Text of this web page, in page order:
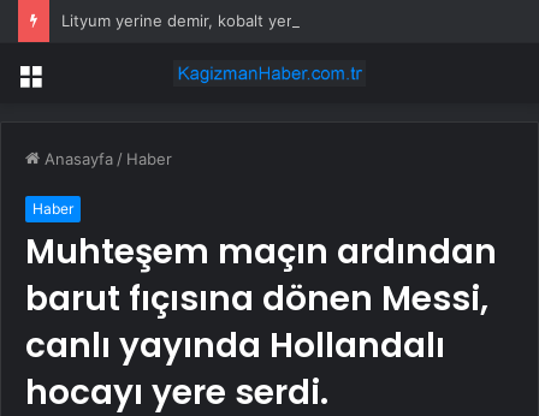
Menü
Anasayfa / Haber
Haber
Muhteşem maçın ardından
barut fıçısına dönen Messi,
canlı yayında Hollandalı
hocayı yere serdi.